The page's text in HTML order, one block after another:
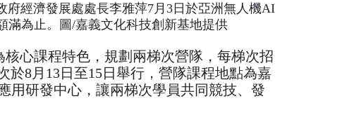
經濟發展處處長李雅萍7月3日於亞洲無人機AI
滿為止。圖/嘉義文化科技創新基地提供
心課程特色，規劃兩梯次營隊，每梯次招
於8月13日至15日舉行，營隊課程地點為嘉
用研發中心，讓兩梯次學員共同競技、發